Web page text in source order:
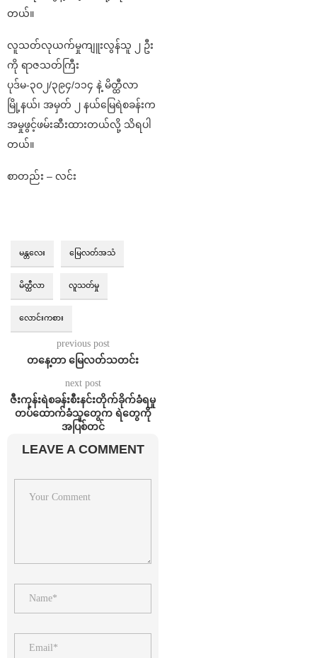
တယ်။
လူသတ်လုယက်မှုကျူးလွန်သူ ၂ ဦး
ကို ရာဇသတ်ကြီး
ပုဒ်မ-၃ဝ၂/၃၉၄/၁၁၄ နဲ့ မိတ္ထီလာ
မြို့နယ်၊ အမှတ် ၂ နယ်မြေရဲစခန်းက
အမှုဖွင့်ဖမ်းဆီးထားတယ်လို့ သိရပါ
တယ်။
စာတည်း – လင်း
မန္တလေး မြေလတ်အသံ
မိတ္ထီလာ လူသတ်မှု
လောင်းကစား
previous post
တနေ့တာ မြေလတ်သတင်း
next post
ဇီးကုန်းရဲစခန်းစီးနင်းတိုက်ခိုက်ခံရမှု
တပ်ထောက်ခံသူတွေက ရဲတွေကို
အပြစ်တင်
LEAVE A COMMENT